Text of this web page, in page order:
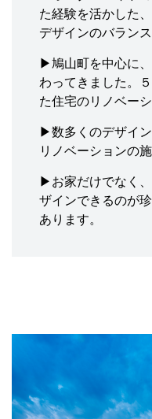
た経験を活かした
デザインのバランス
▶鳩山町を中心に
わってきました。
た住宅のリノベー
▶数多くのデザイ
リノベーションの
▶お家だけでなく
ザインできるのが
あります。